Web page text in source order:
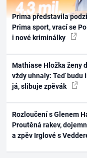
Prima představila
Prima sport, vrací se
i nové kriminálky
Mathiase Hložka ženy
vždy uhnaly: Teď budu
já, slibuje zpěvák
Rozloučení s Glenem
Proutěná rakev,
a zpěv Irglové s